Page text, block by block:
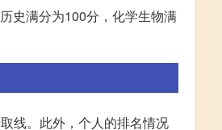
史满分为100分，化学生物满
线。此外，个人的排名情况